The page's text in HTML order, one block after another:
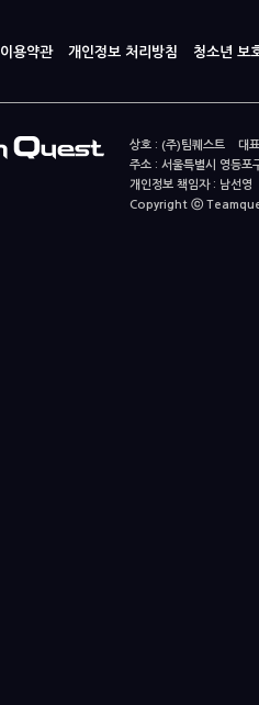
이용약관 개인정보 처리방침 청소년 보
상호 : (주)팀퀘스트 대
주소 : 서울특별시 영등
개인정보 책임자 : 남
Copyright ⓒ